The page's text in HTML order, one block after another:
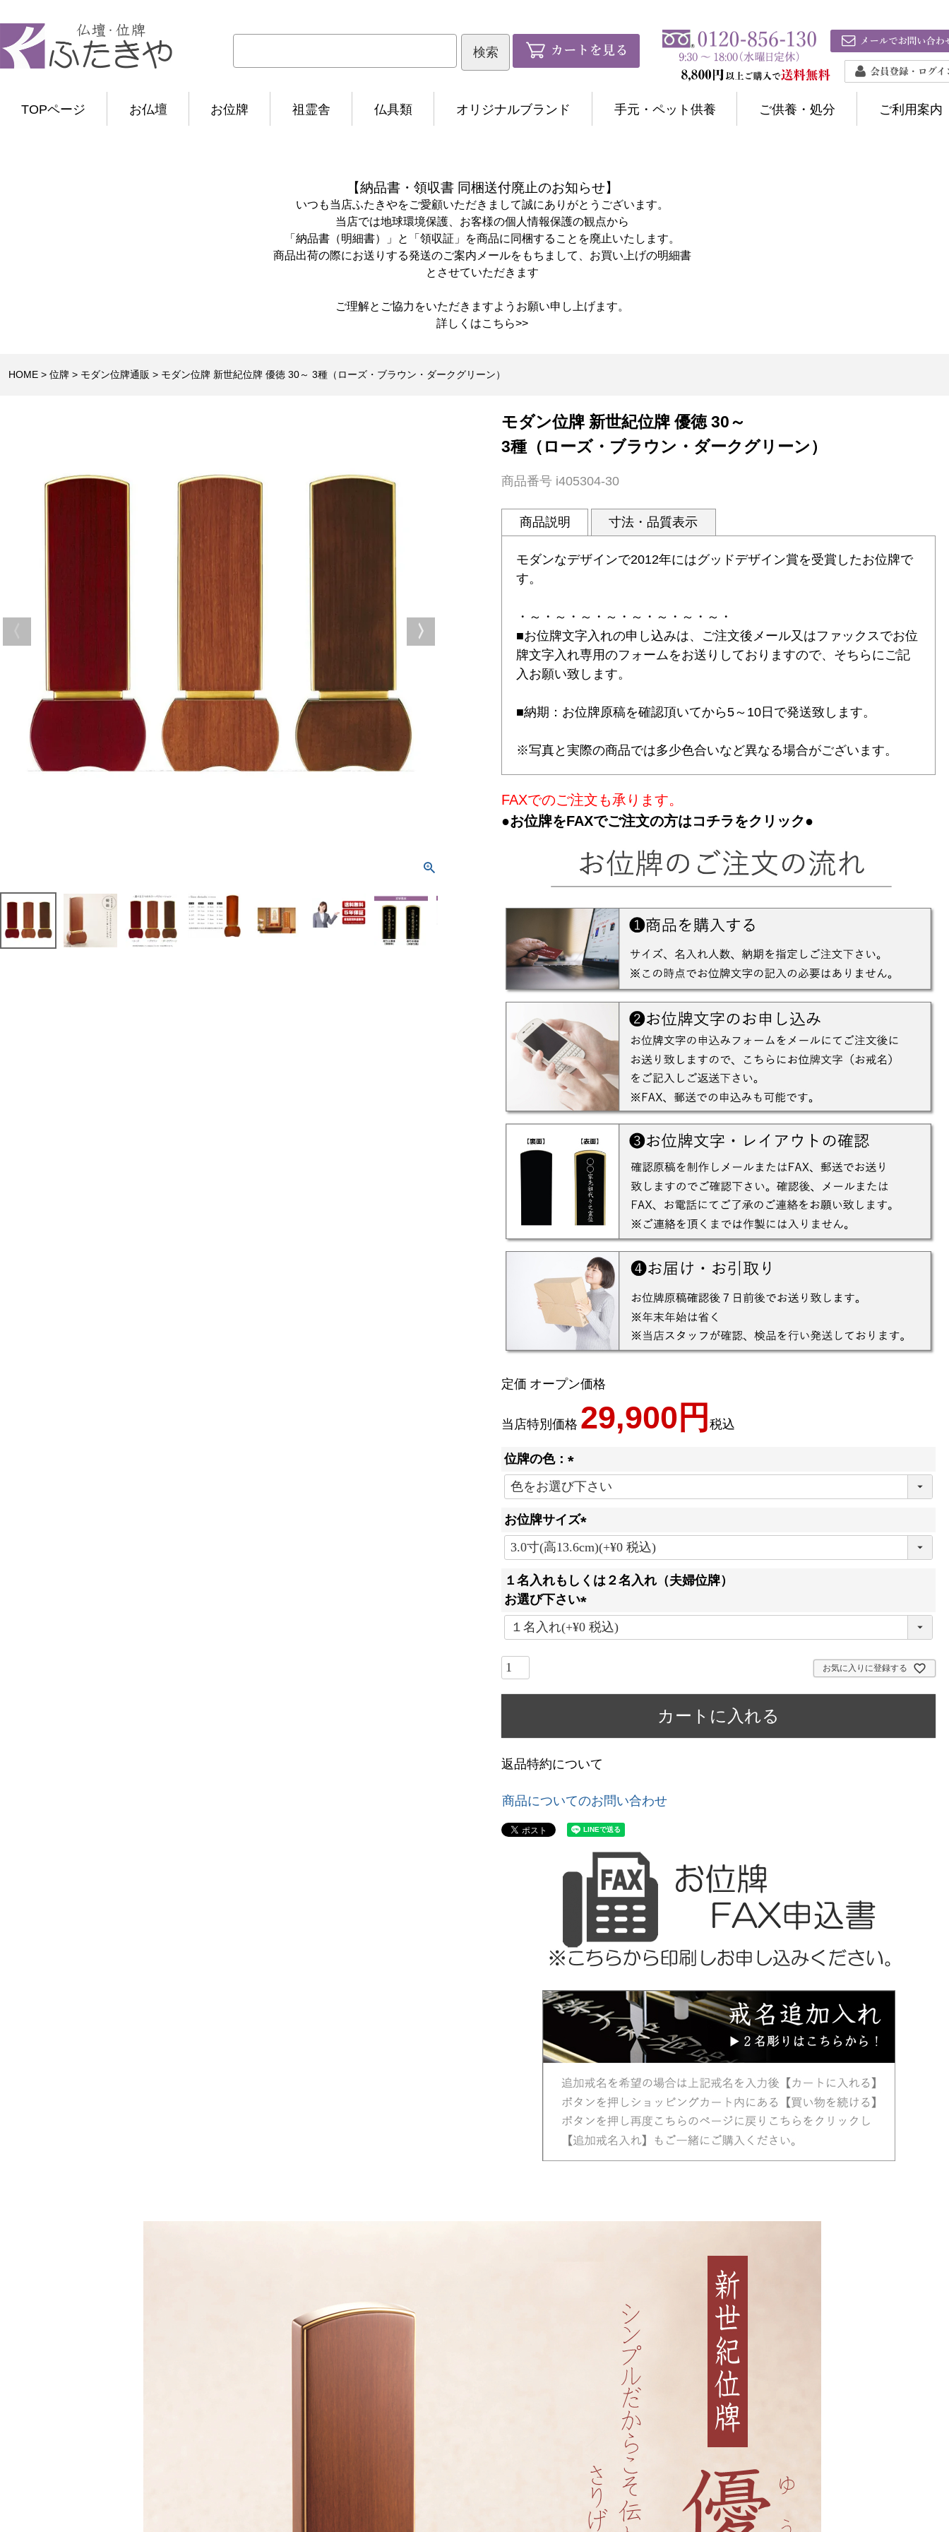
TOPページ お仏壇 お位牌 祖霊舎 仏具類 オリジナルブランド 手元・ペット供養 ご供養・処分 ご利用案内
【納品書・領収書 同梱送付廃止のお知らせ】
いつも当店ふたきやをご愛顧いただきまして誠にありがとうございます。
当店では地球環境保護、お客様の個人情報保護の観点から
「納品書（明細書）」と「領収証」を商品に同梱することを廃止いたします。
商品出荷の際にお送りする発送のご案内メールをもちまして、お買い上げの明細書
とさせていただきます
ご理解とご協力をいただきますようお願い申し上げます。
詳しくはこちら>>
HOME 位牌 モダン位牌通販 モダン位牌 新世紀位牌 優徳 30～ 3種（ローズ・ブラウン・ダークグリーン）
モダン位牌 新世紀位牌 優徳 30～
3種（ローズ・ブラウン・ダークグリーン）
商品番号 i405304-30
商品説明 寸法・品質表示
モダンなデザインで2012年にはグッドデザイン賞を受賞したお位牌で
す。
・～・～・～・～・～・～・～・～・
■お位牌文字入れの申し込みは、ご注文後メール又はファックスでお位
牌文字入れ専用のフォームをお送りしておりますので、そちらにご記
入お願い致します。
■納期：お位牌原稿を確認頂いてから5～10日で発送致します。
※写真と実際の商品では多少色合いなど異なる場合がございます。
FAXでのご注文も承ります。
●お位牌をFAXでご注文の方はコチラをクリック●
定価 オープン価格
当店特別価格 29,900 税込
位牌の色：
(
必
須
)
お位牌サイズ
(
必
須
)
１名入れもしくは２名入れ（夫婦位牌）
お選び下さい
(
必
お気に入りに登録する
カートに入れる
返品特約について
商品についてのお問い合わせ